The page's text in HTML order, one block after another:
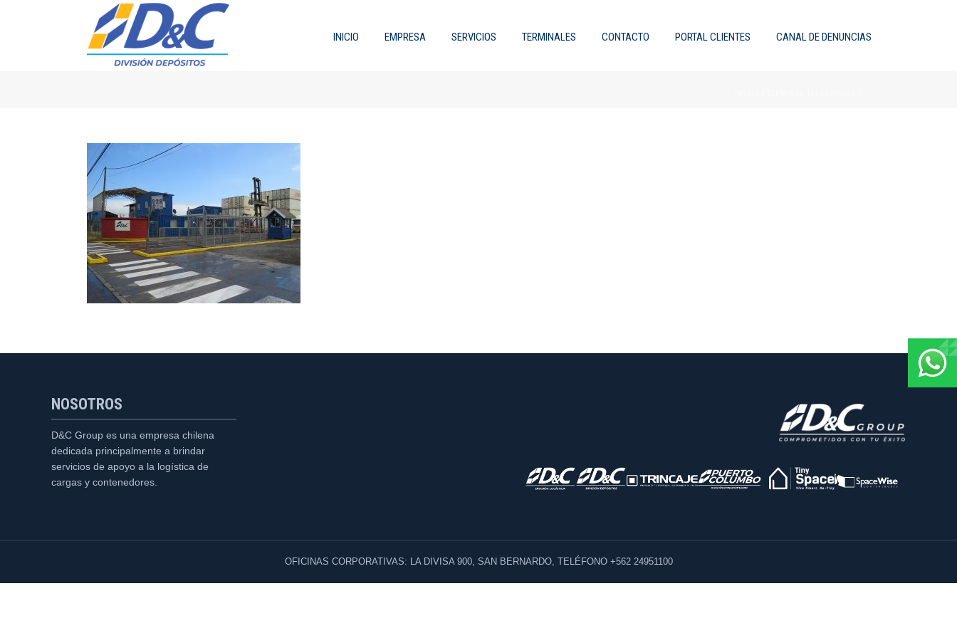
INICIO EMPRESA SERVICIOS TERMINALES CONTACTO PORTAL CLIENTES CANAL DE DENUNCIAS
NOSOTROS
D&C Group es una empresa chilena
dedicada principalmente a brindar
servicios de apoyo a la logística de
cargas y contenedores.
OFICINAS CORPORATIVAS: LA DIVISA 900, SAN BERNARDO, TELÉFONO +562 24951100